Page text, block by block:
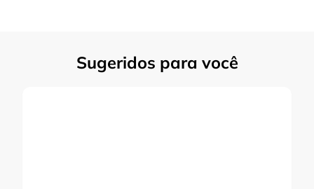
Sugeridos para você